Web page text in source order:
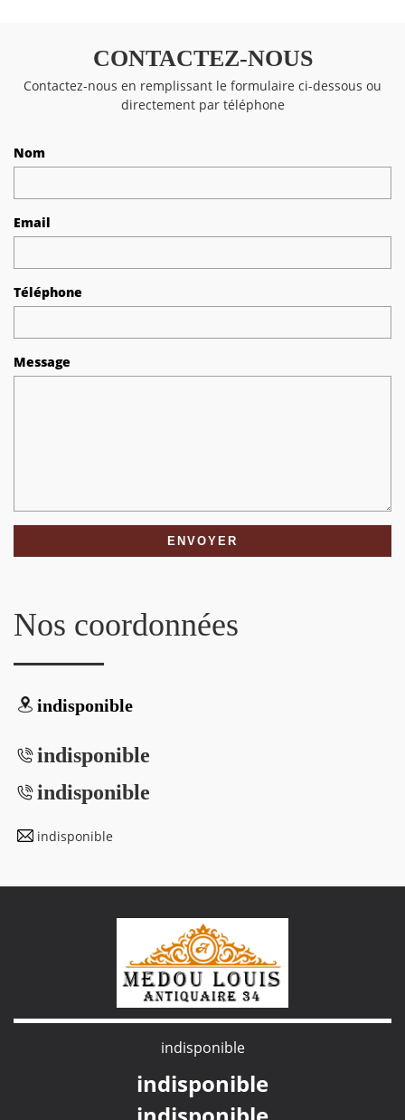
CONTACTEZ-NOUS
Contactez-nous en remplissant le formulaire ci-dessous ou
directement par téléphone
Nom
Email
Téléphone
Message
Nos coordonnées
indisponible
indisponible
indisponible
indisponible
indisponible
indisponible